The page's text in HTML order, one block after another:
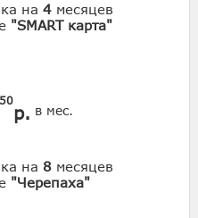
на 4 месяцев
"SMART карта"
50
р. в мес.
на 8 месяцев
"Черепаха"